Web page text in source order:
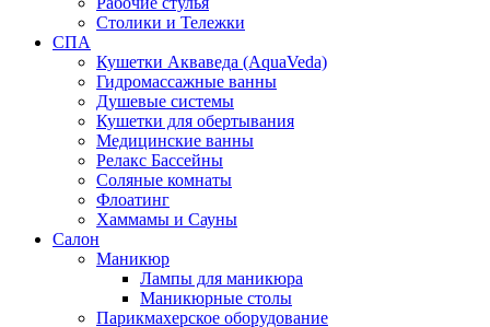
Столики и Тележки
СПА
Кушетки Акваведа (AquaVeda)
Гидромассажные ванны
Душевые системы
Кушетки для обертывания
Медицинские ванны
Релакс Бассейны
Соляные комнаты
Флоатинг
Хаммамы и Сауны
Салон
Маникюр
Лампы для маникюра
Маникюрные столы
Парикмахерское оборудование